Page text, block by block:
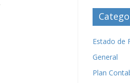
Estado de
General
Plan